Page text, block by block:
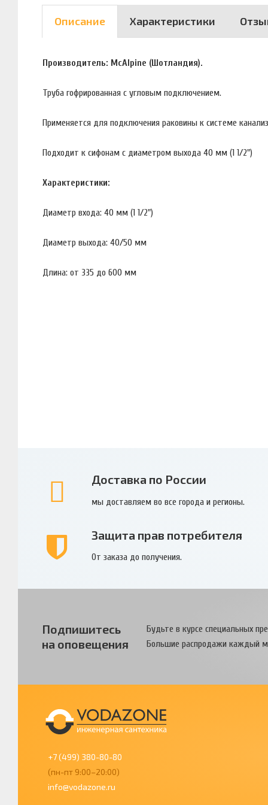
Описание Характеристики
Производитель: McAlpine (Шотландия).
Труба гофрированная с угловым подключением.
Применяется для подключения раковины к системе
Подходит к сифонам с диаметром выхода 40 мм (1 1/2")
Характеристики:
Диаметр входа: 40 мм (1 1/2")
Диаметр выхода: 40/50 мм
Длина: от 335 до 600 мм
Доставка по России
мы доставляем во все города и регионы.
Защита прав потребителя
От заказа до получения.
Подпишитесь
на оповещения
Будьте в курсе специальных
Большие распродажи каждый
+7 (499) 380-80-80
(пн-пт 9:00–20:00)
info@vodazone.ru